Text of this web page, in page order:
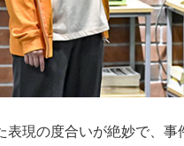
表現の度合いが絶妙で、